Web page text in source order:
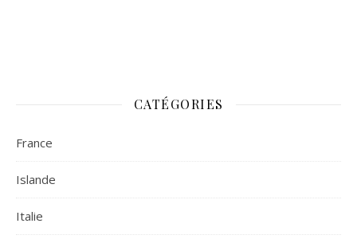
CATÉGORIES
France
Islande
Italie